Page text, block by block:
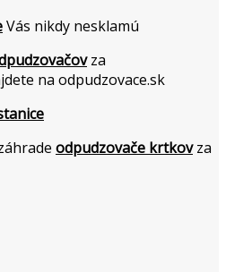
Vás nikdy nesklamú
za
na odpudzovace.sk
odpudzovače krtkovza